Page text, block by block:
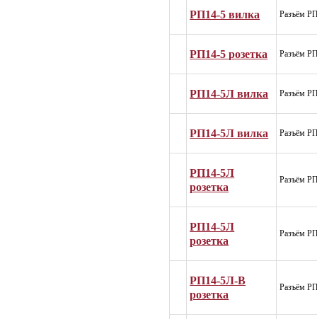
РП14-5 вилка Разъём
РП14-5 розетка Разъём
РП14-5Л вилка Разъём
РП14-5Л вилка Разъём
РП14-5Л
розетка
Разъём
РП14-5Л
розетка
Разъём
РП14-5Л-В
розетка
Разъём